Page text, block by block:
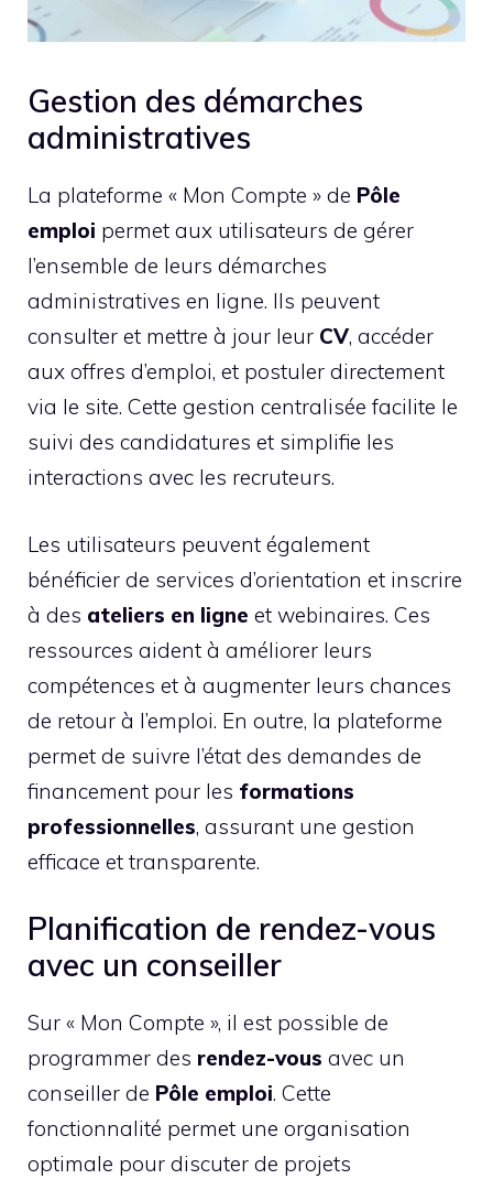
Gestion des démarches
administratives
La plateforme « Mon Compte » de Pôle
emploi permet aux utilisateurs de gérer
l’ensemble de leurs démarches
administratives en ligne. Ils peuvent
consulter et mettre à jour leur CV, accéder
aux offres d’emploi, et postuler directement
via le site. Cette gestion centralisée facilite le
suivi des candidatures et simplifie les
interactions avec les recruteurs.
Les utilisateurs peuvent également
bénéficier de services d’orientation et inscrire
à des ateliers en ligne et webinaires. Ces
ressources aident à améliorer leurs
compétences et à augmenter leurs chances
de retour à l’emploi. En outre, la plateforme
permet de suivre l’état des demandes de
financement pour les formations
professionnelles, assurant une gestion
efficace et transparente.
Planification de rendez-vous
avec un conseiller
Sur « Mon Compte », il est possible de
programmer des rendez-vous avec un
conseiller de Pôle emploi. Cette
fonctionnalité permet une organisation
optimale pour discuter de projets